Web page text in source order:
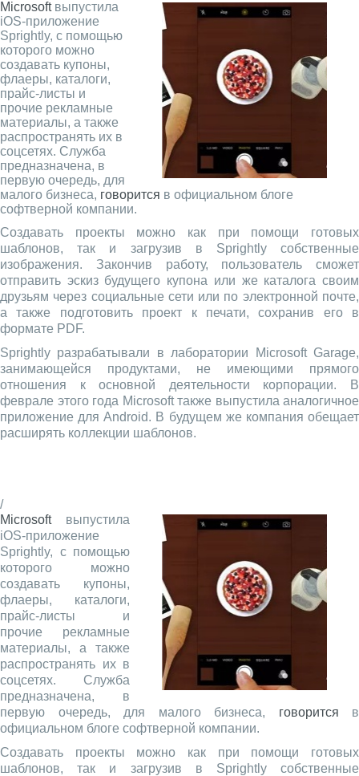
Microsoftвыпустила
iOS-приложение
Sprightly, с помощью
которого можно
создавать купоны,
флаеры, каталоги,
прайс-листы и
прочие рекламные
материалы, а также
распространять их в
соцсетях. Служба
предназначена, в
первую очередь, для
малого бизнеса, говорится в официальном блоге
софтверной компании.
Создавать проекты можно как при помощи готовых
шаблонов, так и загрузив в Sprightly собственные
изображения. Закончив работу, пользователь сможет
отправить эскиз будущего купона или же каталога своим
друзьям через социальные сети или по электронной почте,
а также подготовить проект к печати, сохранив его в
формате PDF.
Sprightly разрабатывали в лаборатории Microsoft Garage,
занимающейся продуктами, не имеющими прямого
отношения к основной деятельности корпорации. В
феврале этого года Microsoft также выпустила аналогичное
приложение для Android. В будущем же компания обещает
расширять коллекции шаблонов.
/
Microsoftвыпустила
iOS-приложение
Sprightly, с помощью
которого можно
создавать купоны,
флаеры, каталоги,
прайс-листы и
прочие рекламные
материалы, а также
распространять их в
соцсетях. Служба
предназначена, в
первую очередь, для малого бизнеса, говорится в
официальном блоге софтверной компании.
Создавать проекты можно как при помощи готовых
шаблонов, так и загрузив в Sprightly собственные